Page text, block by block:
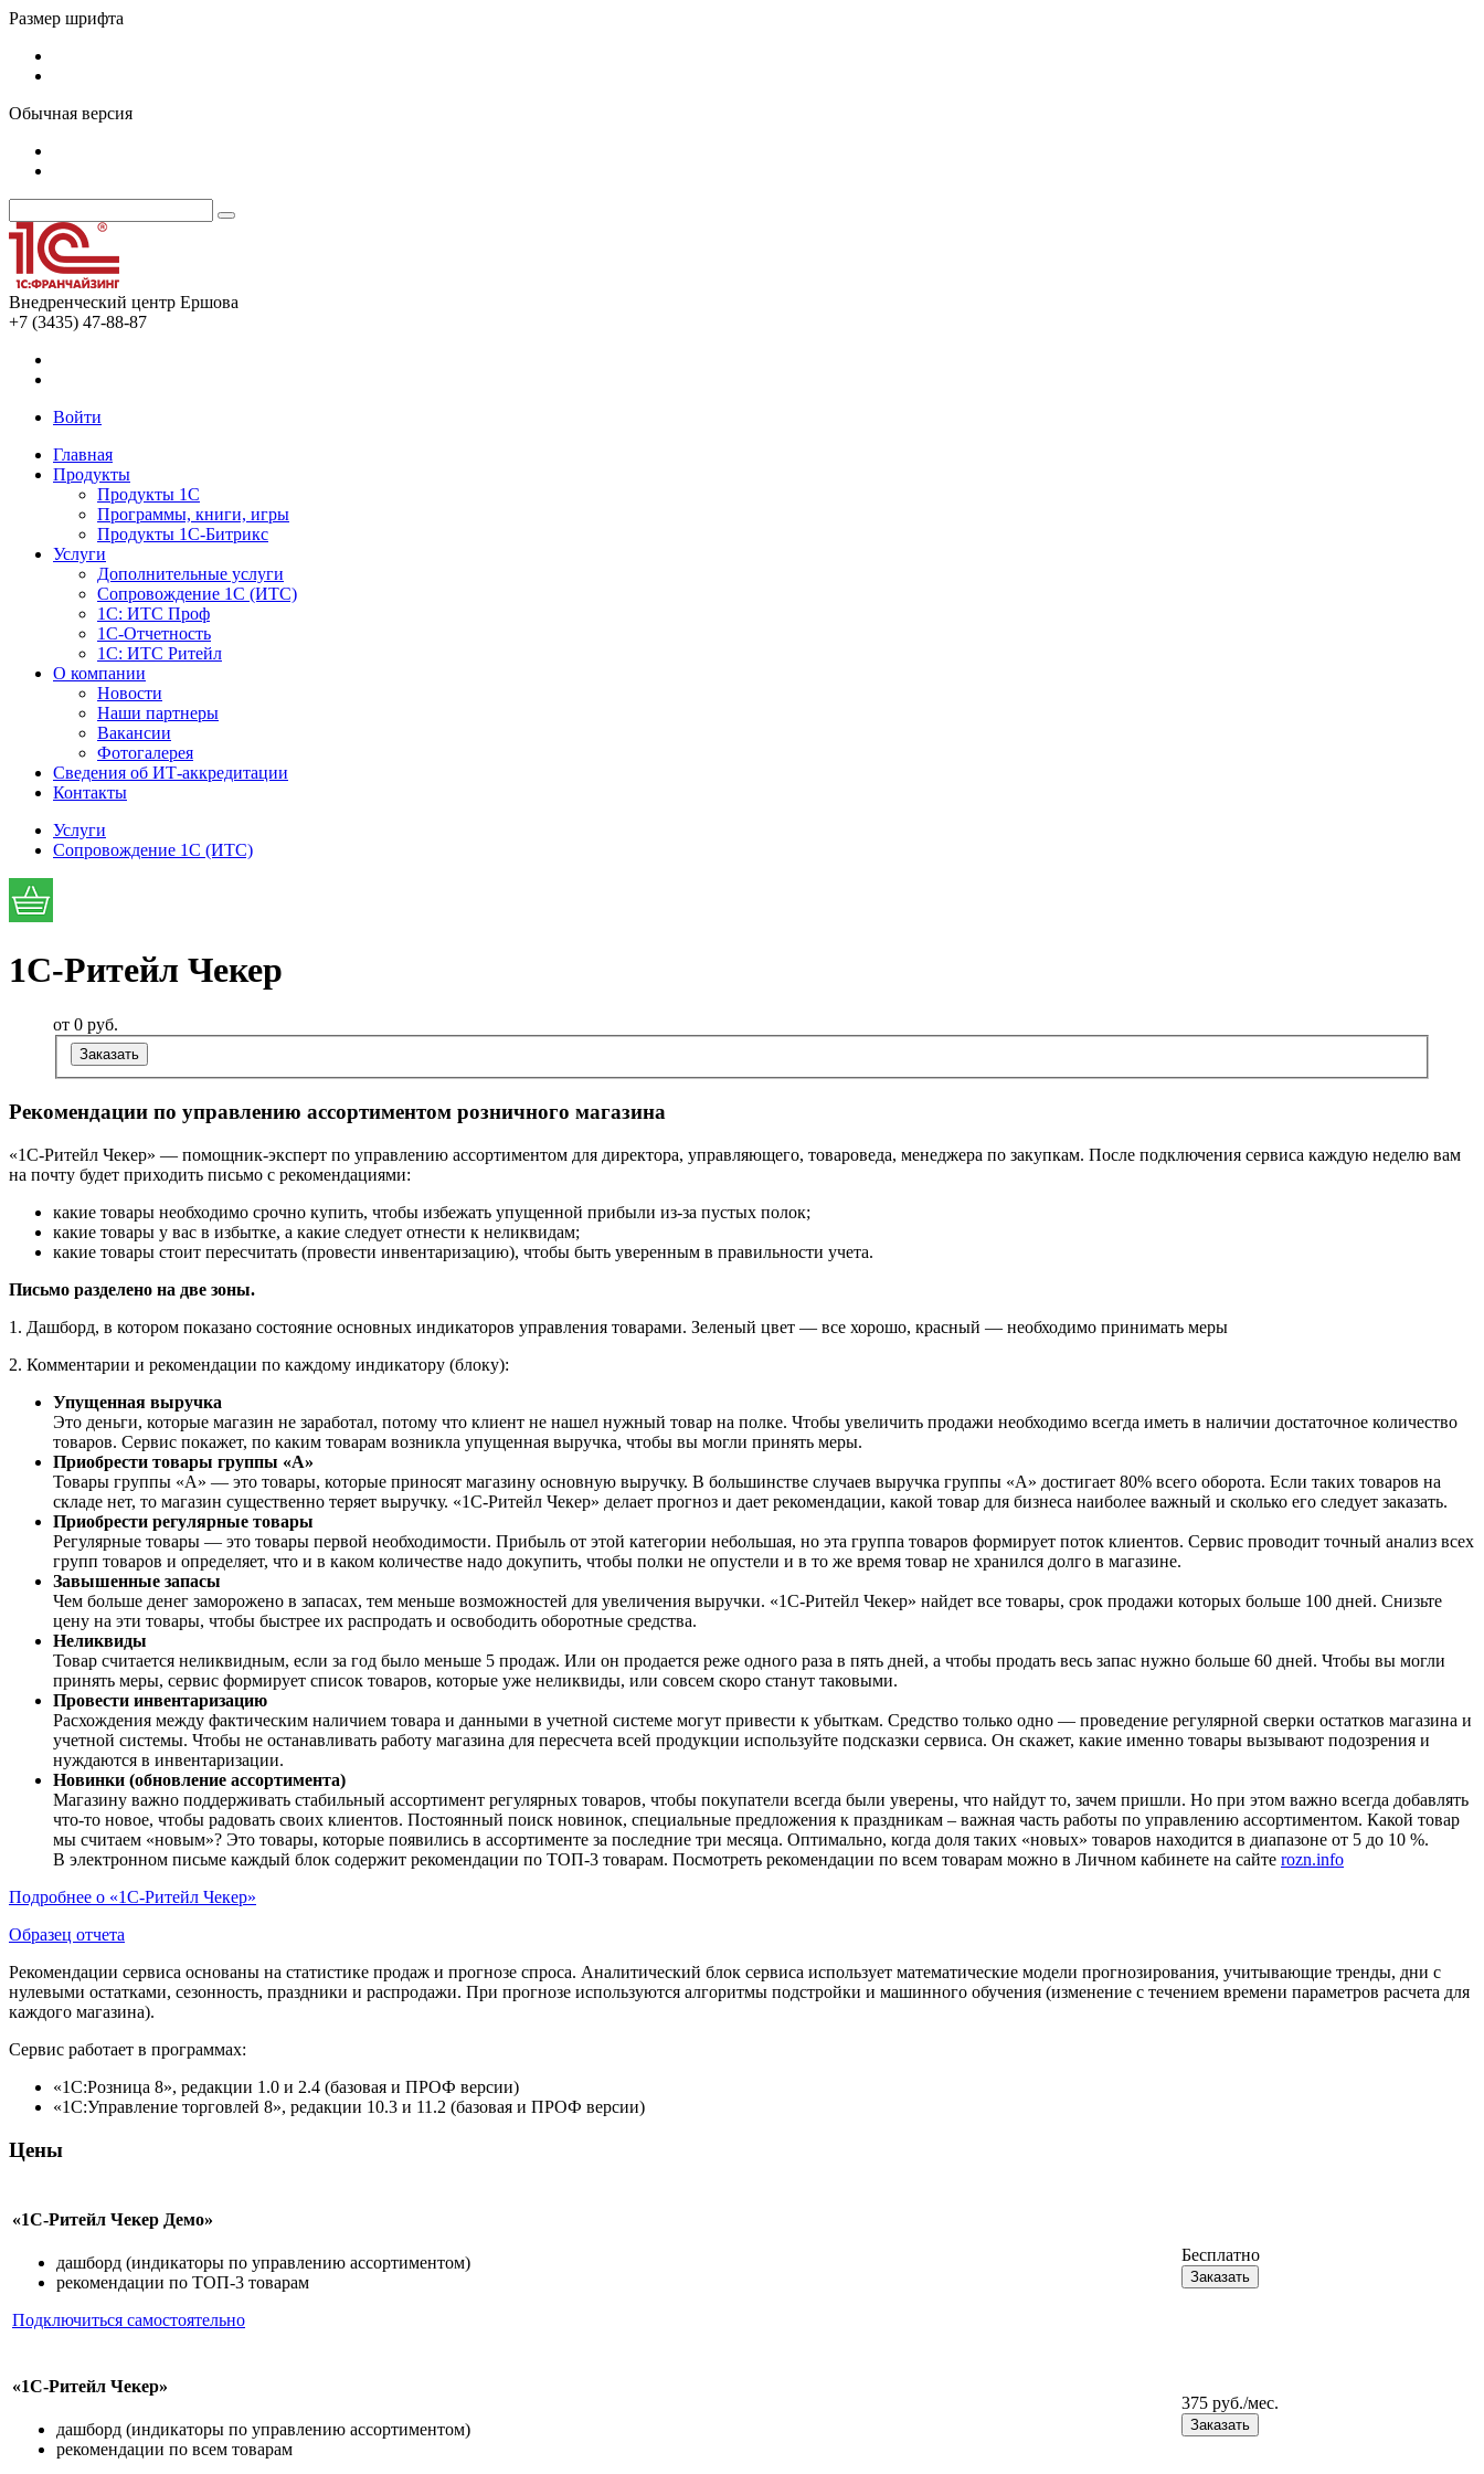
Размер шрифта
Обычная версия
Внедренческий центр Ершова
+7 (3435) 47-88-87
Войти
Главная
Продукты
Продукты 1С
Программы, книги, игры
Продукты 1С-Битрикс
Услуги
Дополнительные услуги
Сопровождение 1С (ИТС)
1С: ИТС Проф
1С-Отчетность
1С: ИТС Ритейл
О компании
Новости
Наши партнеры
Вакансии
Фотогалерея
Сведения об ИТ-аккредитации
Контакты
Услуги
Сопровождение 1С (ИТС)
1C-Ритейл Чекер
от 0 руб.
Заказать
Рекомендации по управлению ассортиментом розничного магазина
«1С-Ритейл Чекер» — помощник-эксперт по управлению ассортиментом для директора, управляющего, товароведа, менеджера по закупкам. После подключения сервиса каждую неделю вам
на почту будет приходить письмо с рекомендациями:
какие товары необходимо срочно купить, чтобы избежать упущенной прибыли из-за пустых полок;
какие товары у вас в избытке, а какие следует отнести к неликвидам;
какие товары стоит пересчитать (провести инвентаризацию), чтобы быть уверенным в правильности учета.
Письмо разделено на две зоны.
1. Дашборд, в котором показано состояние основных индикаторов управления товарами. Зеленый цвет — все хорошо, красный — необходимо принимать меры
2. Комментарии и рекомендации по каждому индикатору (блоку):
Упущенная выручка
Это деньги, которые магазин не заработал, потому что клиент не нашел нужный товар на полке. Чтобы увеличить продажи необходимо всегда иметь в наличии достаточное количество
товаров. Сервис покажет, по каким товарам возникла упущенная выручка, чтобы вы могли принять меры.
Приобрести товары группы «А»
Товары группы «А» — это товары, которые приносят магазину основную выручку. В большинстве случаев выручка группы «А» достигает 80% всего оборота. Если таких товаров на
складе нет, то магазин существенно теряет выручку. «1С-Ритейл Чекер» делает прогноз и дает рекомендации, какой товар для бизнеса наиболее важный и сколько его следует заказать.
Приобрести регулярные товары
Регулярные товары — это товары первой необходимости. Прибыль от этой категории небольшая, но эта группа товаров формирует поток клиентов. Сервис проводит точный анализ всех
групп товаров и определяет, что и в каком количестве надо докупить, чтобы полки не опустели и в то же время товар не хранился долго в магазине.
Завышенные запасы
Чем больше денег заморожено в запасах, тем меньше возможностей для увеличения выручки. «1С-Ритейл Чекер» найдет все товары, срок продажи которых больше 100 дней. Снизьте
цену на эти товары, чтобы быстрее их распродать и освободить оборотные средства.
Неликвиды
Товар считается неликвидным, если за год было меньше 5 продаж. Или он продается реже одного раза в пять дней, а чтобы продать весь запас нужно больше 60 дней. Чтобы вы могли
принять меры, сервис формирует список товаров, которые уже неликвиды, или совсем скоро станут таковыми.
Провести инвентаризацию
Расхождения между фактическим наличием товара и данными в учетной системе могут привести к убыткам. Средство только одно — проведение регулярной сверки остатков магазина и
учетной системы. Чтобы не останавливать работу магазина для пересчета всей продукции используйте подсказки сервиса. Он скажет, какие именно товары вызывают подозрения и
нуждаются в инвентаризации.
Новинки (обновление ассортимента)
Магазину важно поддерживать стабильный ассортимент регулярных товаров, чтобы покупатели всегда были уверены, что найдут то, зачем пришли. Но при этом важно всегда добавлять
что-то новое, чтобы радовать своих клиентов. Постоянный поиск новинок, специальные предложения к праздникам – важная часть работы по управлению ассортиментом. Какой товар
мы считаем «новым»? Это товары, которые появились в ассортименте за последние три месяца. Оптимально, когда доля таких «новых» товаров находится в диапазоне от 5 до 10 %.
В электронном письме каждый блок содержит рекомендации по ТОП-3 товарам. Посмотреть рекомендации по всем товарам можно в Личном кабинете на сайте rozn.info
Подробнее о «1С-Ритейл Чекер»
Образец отчета
Рекомендации сервиса основаны на статистике продаж и прогнозе спроса. Аналитический блок сервиса использует математические модели прогнозирования, учитывающие тренды, дни с
нулевыми остатками, сезонность, праздники и распродажи. При прогнозе используются алгоритмы подстройки и машинного обучения (изменение с течением времени параметров расчета для
каждого магазина).
Сервис работает в программах:
«1С:Розница 8», редакции 1.0 и 2.4 (базовая и ПРОФ версии)
«1С:Управление торговлей 8», редакции 10.3 и 11.2 (базовая и ПРОФ версии)
Цены
«1С-Ритейл Чекер Демо»
дашборд (индикаторы по управлению ассортиментом)
рекомендации по ТОП-3 товарам
Подключиться самостоятельно
Бесплатно
Заказать
«1С-Ритейл Чекер»
дашборд (индикаторы по управлению ассортиментом)
рекомендации по всем товарам
375 руб./мес.
Заказать